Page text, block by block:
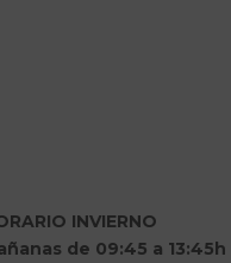
INVIERNO
de 09:45 a 13:45h